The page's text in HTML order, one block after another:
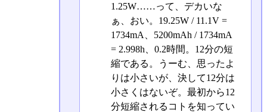
1.25W……って、デカいな
ぁ、おい。19.25W / 11.1V =
1734mA、5200mAh / 1734mA
= 2.998h、0.2時間。12分の短
縮である。うーむ、思ったよ
りは小さいが、決して12分は
小さくはないぞ。最初から12
分短縮されるコトを知ってい